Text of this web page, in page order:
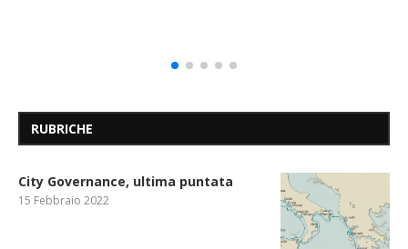
RUBRICHE
City Governance, ultima puntata
15 Febbraio 2022